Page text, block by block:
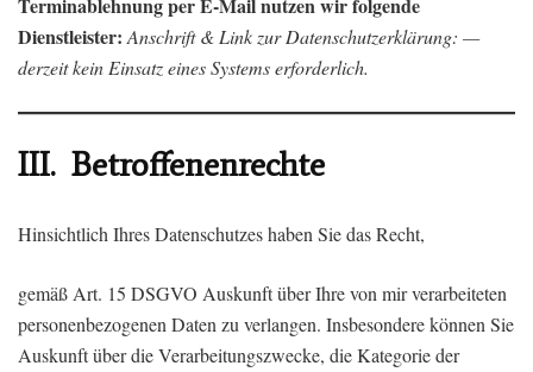
Terminablehnung per E-Mail nutzen wir folgende
Dienstleister:Anschrift & Link zur Datenschutzerklärung: —
derzeit kein Einsatz eines Systems erforderlich.
III.Betroffenenrechte
Hinsichtlich Ihres Datenschutzes haben Sie das Recht,
gemäß Art. 15 DSGVO Auskunft über Ihre von mir verarbeiteten
personenbezogenen Daten zu verlangen. Insbesondere können Sie
Auskunft über die Verarbeitungszwecke, die Kategorie der